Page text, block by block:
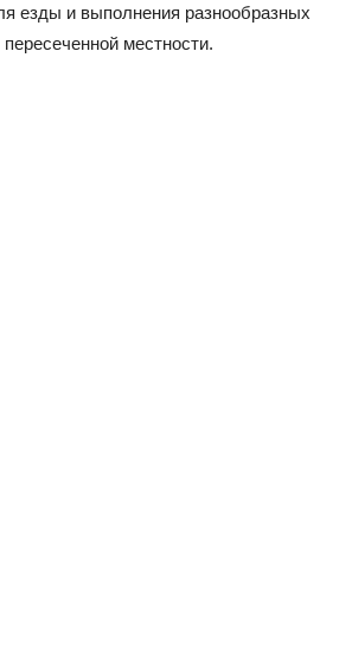
езды и выполнения разнообразных
местности.